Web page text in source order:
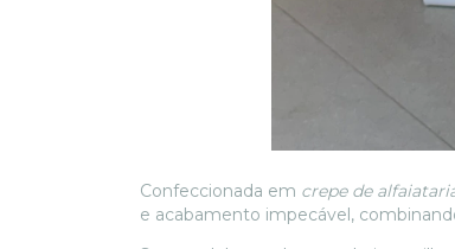
Confeccionada em crepe de
e acabamento impecável,